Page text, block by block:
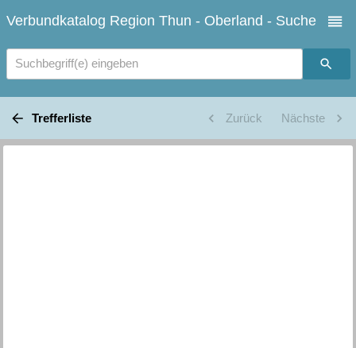
Verbundkatalog Region Thun - Oberland - Suche
Suchbegriff(e) eingeben
Trefferliste Zurück Nächste